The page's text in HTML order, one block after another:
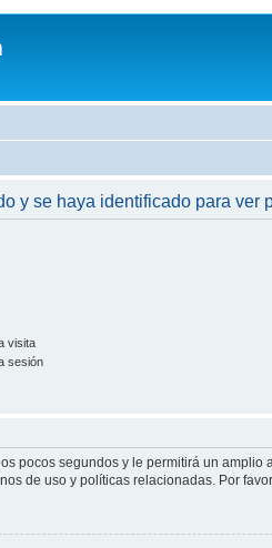
y se haya identificado para ver
visita
sesión
pocos segundos y le permitirá un
de uso y políticas relacionadas. Por